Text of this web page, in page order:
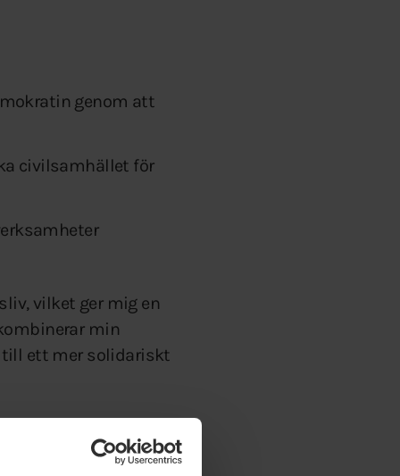
genom att
civilsamhället för
vilket ger mig en
min
ett mer solidariskt